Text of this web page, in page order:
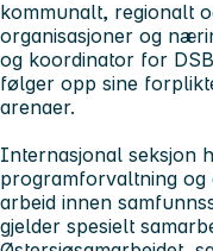
kommunalt, regionalt
organisasjoner og
og koordinator for
følger opp sine
arenaer.
Internasjonal seksjon
programforvaltning
arbeid innen
gjelder spesielt